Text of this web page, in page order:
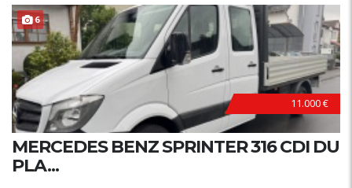
6
11.000 €
MERCEDES BENZ SPRINTER 316 CDI DU
PLA...